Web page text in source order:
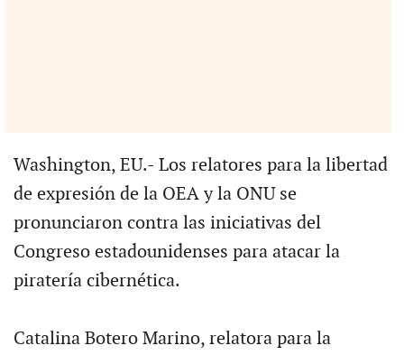
Washington, EU.- Los relatores para la libertad
de expresión de la OEA y la ONU se
pronunciaron contra las iniciativas del
Congreso estadounidenses para atacar la
piratería cibernética.
Catalina Botero Marino, relatora para la